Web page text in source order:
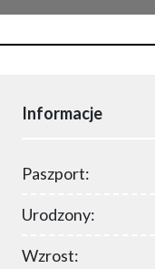
Informacje
Paszport:
Urodzony:
Wzrost: